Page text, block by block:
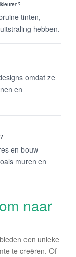
tinten,
hebben.
omdat ze
en
en bouw
muren en
naar
een unieke
te creëren. Of